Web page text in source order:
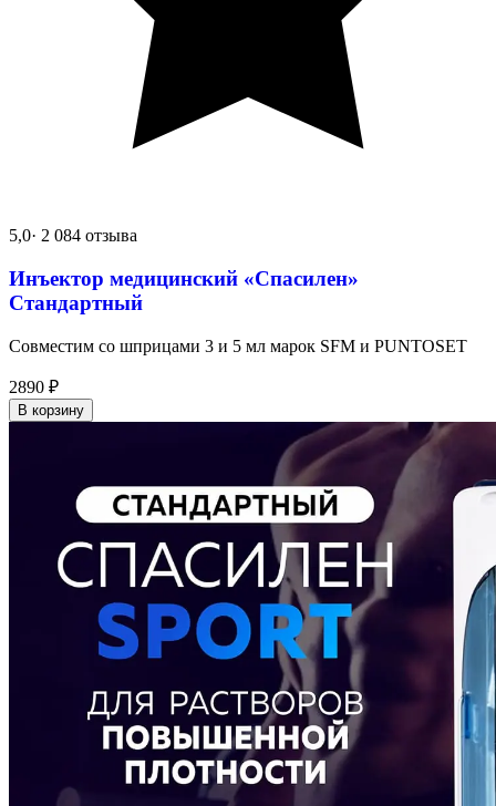
5,0· 2 084 отзыва
Инъектор медицинский «Спасилен»
Стандартный
Совместим со шприцами 3 и 5 мл марок SFM и PUNTOSET
2890 ₽
В корзину